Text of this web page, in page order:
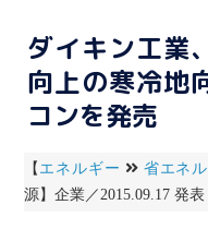
ダイキン工業
向上の寒冷地
コンを発売
【 エネルギー 省エネ
源】企業／2015.09.17 発表